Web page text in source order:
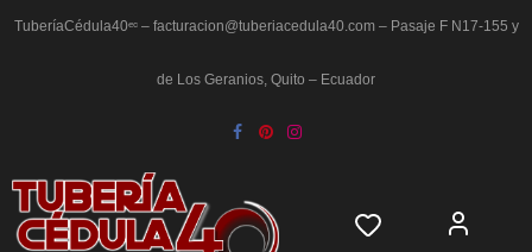
TuberíaCédula40ᵉᶜ – facturacion@tuberiacedula40.com – Pasaje F N17-155 y
de Los Geranios, Quito – Ecuador